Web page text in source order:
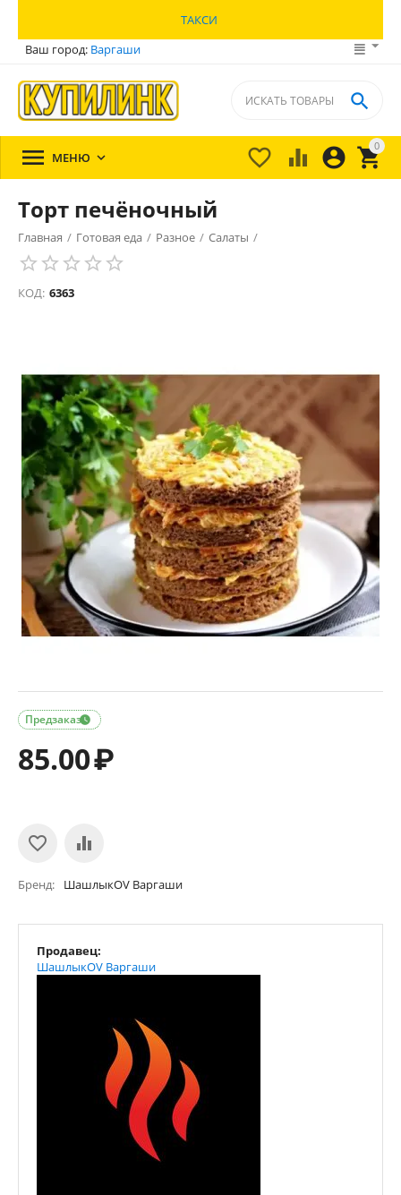
ТАКСИ
Ваш город: Варгаши
0


 

 МЕНЮ 
Торт печёночный
Главная / Готовая еда / Разное / Салаты /
КОД: 6363

Предзаказ
85.00₽
Бренд ШашлыкOV Варгаши
Продавец:
ШашлыкOV Варгаши